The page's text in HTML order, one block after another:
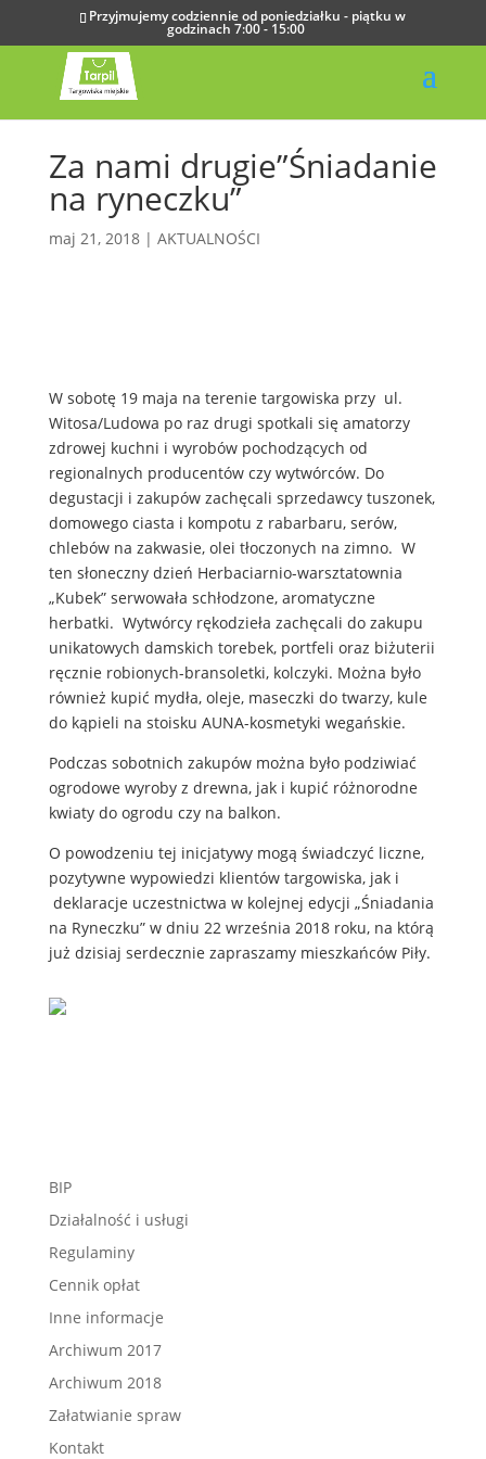
Przyjmujemy codziennie od poniedziałku - piątku w
godzinach 7:00 - 15:00
Za nami drugie”Śniadanie
na ryneczku”
maj 21, 2018| AKTUALNOŚCI
W sobotę 19 maja na terenie targowiska przy ul.
Witosa/Ludowa po raz drugi spotkali się amatorzy
zdrowej kuchni i wyrobów pochodzących od
regionalnych producentów czy wytwórców. Do
degustacji i zakupów zachęcali sprzedawcy tuszonek,
domowego ciasta i kompotu z rabarbaru, serów,
chlebów na zakwasie, olei tłoczonych na zimno. W
ten słoneczny dzień Herbaciarnio-warsztatownia
„Kubek” serwowała schłodzone, aromatyczne
herbatki. Wytwórcy rękodzieła zachęcali do zakupu
unikatowych damskich torebek, portfeli oraz biżuterii
ręcznie robionych-bransoletki, kolczyki. Można było
również kupić mydła, oleje, maseczki do twarzy, kule
do kąpieli na stoisku AUNA-kosmetyki wegańskie.
Podczas sobotnich zakupów można było podziwiać
ogrodowe wyroby z drewna, jak i kupić różnorodne
kwiaty do ogrodu czy na balkon.
O powodzeniu tej inicjatywy mogą świadczyć liczne,
pozytywne wypowiedzi klientów targowiska, jak i
deklaracje uczestnictwa w kolejnej edycji „Śniadania
na Ryneczku” w dniu 22 września 2018 roku, na którą
już dzisiaj serdecznie zapraszamy mieszkańców Piły.
BIP
Działalność i usługi
Regulaminy
Cennik opłat
Inne informacje
Archiwum 2017
Archiwum 2018
Załatwianie spraw
Kontakt